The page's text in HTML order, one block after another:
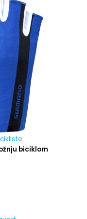
biciklom